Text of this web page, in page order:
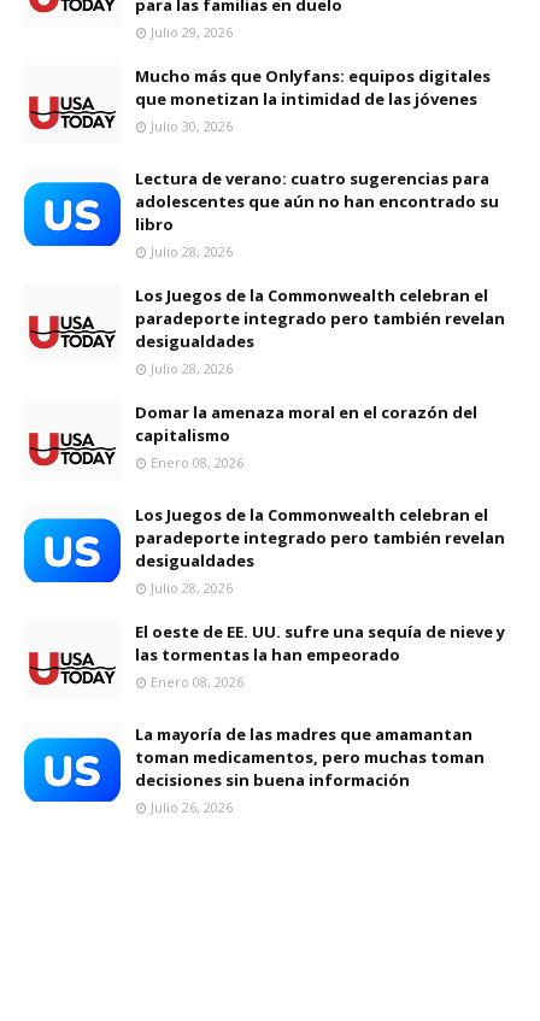
para las familias en duelo
Julio 29, 2026
Mucho más que Onlyfans: equipos digitales
que monetizan la intimidad de las jóvenes
Julio 30, 2026
Lectura de verano: cuatro sugerencias para
adolescentes que aún no han encontrado su
libro
Julio 28, 2026
Los Juegos de la Commonwealth celebran el
paradeporte integrado pero también revelan
desigualdades
Julio 28, 2026
Domar la amenaza moral en el corazón del
capitalismo
Enero 08, 2026
Los Juegos de la Commonwealth celebran el
paradeporte integrado pero también revelan
desigualdades
Julio 28, 2026
El oeste de EE. UU. sufre una sequía de nieve y
las tormentas la han empeorado
Enero 08, 2026
La mayoría de las madres que amamantan
toman medicamentos, pero muchas toman
decisiones sin buena información
Julio 26, 2026